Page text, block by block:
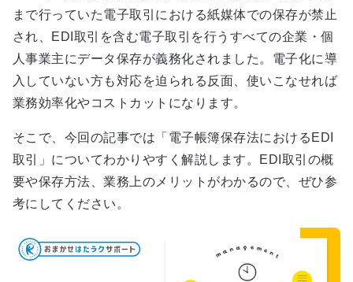
まで行っていた電子取引における紙媒体での保存が禁止
され、EDI取引を含む電子取引を行うすべての企業・個
人事業主にデータ保存が義務化されました。電子化に導
入していない方も対応を迫られる反面、使いこなせれば
業務効率化やコストカットになります。
そこで、今回の記事では「電子帳簿保存法におけるEDI
取引」についてわかりやすく解説します。EDI取引の概
要や保存方法、業務上のメリットがわかるので、ぜひ参
考にしてください。